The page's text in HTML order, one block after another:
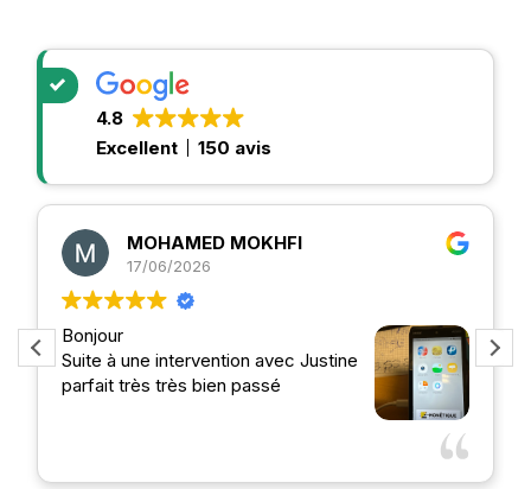
4.8
Excellent
150 avis
MOHAMED MOKHFI
17/06/2026
Bonjour
Suite à une intervention avec Justine
parfait très très bien passé